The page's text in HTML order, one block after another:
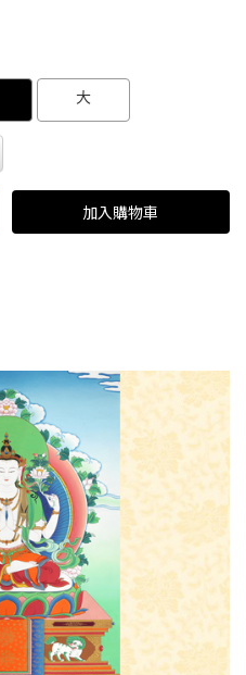
GOODS000000000000000855471
大
加入購物車